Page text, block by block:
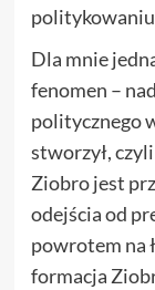
politykowaniu
Dla mnie
fenomen –
politycznego
stworzył,
Ziobro jest
odejścia od
powrotem na
formacja